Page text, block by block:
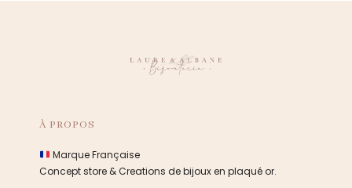
À PROPOS
Marque Française
Concept store & Creations de bijoux en plaqué or.